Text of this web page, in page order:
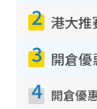
2
3
4